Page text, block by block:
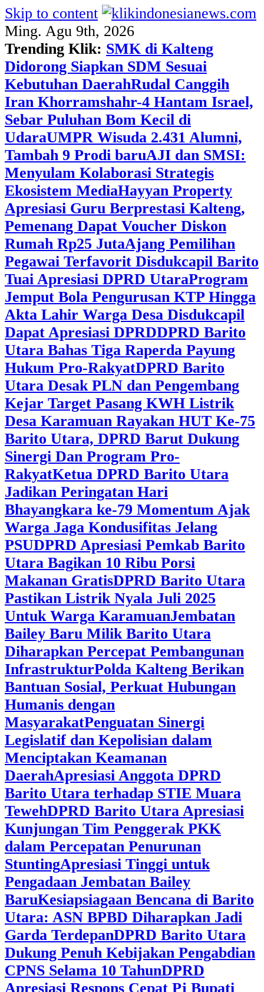
Skip to content
Ming. Agu 9th, 2026
Trending Klik: SMK di Kalteng
Didorong Siapkan SDM Sesuai
Kebutuhan DaerahRudal Canggih
Iran Khorramshahr-4 Hantam Israel,
Sebar Puluhan Bom Kecil di
UdaraUMPR Wisuda 2.431 Alumni,
Tambah 9 Prodi baruAJI dan SMSI:
Menyulam Kolaborasi Strategis
Ekosistem MediaHayyan Property
Apresiasi Guru Berprestasi Kalteng,
Pemenang Dapat Voucher Diskon
Rumah Rp25 JutaAjang Pemilihan
Pegawai Terfavorit Disdukcapil Barito
Tuai Apresiasi DPRD UtaraProgram
Jemput Bola Pengurusan KTP Hingga
Akta Lahir Warga Desa Disdukcapil
Dapat Apresiasi DPRDDPRD Barito
Utara Bahas Tiga Raperda Payung
Hukum Pro-RakyatDPRD Barito
Utara Desak PLN dan Pengembang
Kejar Target Pasang KWH Listrik
Desa Karamuan Rayakan HUT Ke-75
Barito Utara, DPRD Barut Dukung
Sinergi Dan Program Pro-
RakyatKetua DPRD Barito Utara
Jadikan Peringatan Hari
Bhayangkara ke-79 Momentum Ajak
Warga Jaga Kondusifitas Jelang
PSUDPRD Apresiasi Pemkab Barito
Utara Bagikan 10 Ribu Porsi
Makanan GratisDPRD Barito Utara
Pastikan Listrik Nyala Juli 2025
Untuk Warga KaramuanJembatan
Bailey Baru Milik Barito Utara
Diharapkan Percepat Pembangunan
InfrastrukturPolda Kalteng Berikan
Bantuan Sosial, Perkuat Hubungan
Humanis dengan
MasyarakatPenguatan Sinergi
Legislatif dan Kepolisian dalam
Menciptakan Keamanan
DaerahApresiasi Anggota DPRD
Barito Utara terhadap STIE Muara
TewehDPRD Barito Utara Apresiasi
Kunjungan Tim Penggerak PKK
dalam Percepatan Penurunan
StuntingApresiasi Tinggi untuk
Pengadaan Jembatan Bailey
BaruKesiapsiagaan Bencana di Barito
Utara: ASN BPBD Diharapkan Jadi
Garda TerdepanDPRD Barito Utara
Dukung Penuh Kebijakan Pengabdian
CPNS Selama 10 TahunDPRD
Apresiasi Respons Cepat Pj Bupati